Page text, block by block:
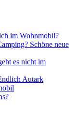
im Wohnmobil?
Schöne neue
es nicht im
Autark